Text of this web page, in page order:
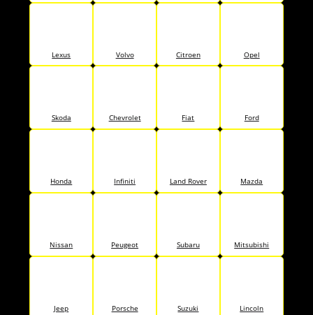
Lexus Volvo Citroen Opel
Skoda Chevrolet Fiat Ford
Honda Infiniti Land Rover Mazda
Nissan Peugeot Subaru Mitsubishi
Jeep Porsche Suzuki Lincoln